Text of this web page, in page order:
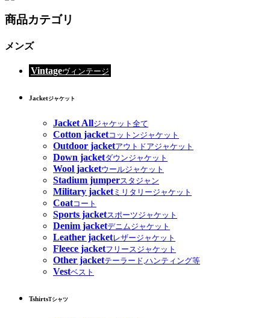
商品カテゴリ
メンズ
Vintageヴィンテージ
Jacketジャケット
Jacket Allジャケット全て
Cotton jacketコットンジャケット
Outdoor jacketアウトドアジャケット
Down jacketダウンジャケット
Wool jacketウールジャケット
Stadium jumperスタジャン
Military jacketミリタリージャケット
Coatコート
Sports jacketスポーツジャケット
Denim jacketデニムジャケット
Leather jacketレザージャケット
Fleece jacketフリースジャケット
Other jacketテーラード,ハンティング等
Vestベスト
TshirtsTシャツ